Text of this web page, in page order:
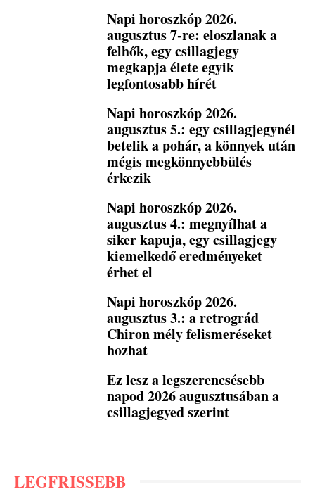
Napi horoszkóp 2026.
augusztus 7-re: eloszlanak a
felhők, egy csillagjegy
megkapja élete egyik
legfontosabb hírét
Napi horoszkóp 2026.
augusztus 5.: egy csillagjegynél
betelik a pohár, a könnyek után
mégis megkönnyebbülés
érkezik
Napi horoszkóp 2026.
augusztus 4.: megnyílhat a
siker kapuja, egy csillagjegy
kiemelkedő eredményeket
érhet el
Napi horoszkóp 2026.
augusztus 3.: a retrográd
Chiron mély felismeréseket
hozhat
Ez lesz a legszerencsésebb
napod 2026 augusztusában a
csillagjegyed szerint
LEGFRISSEBB